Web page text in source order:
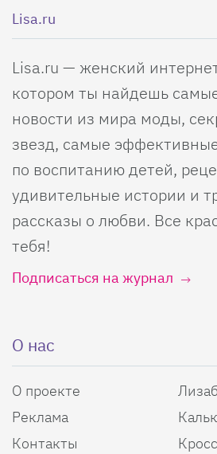
Lisa.ru
Lisa.ru — женский
котором ты найдешь
новости из мира моды,
звезд, самые
по воспитанию детей,
удивительные истории и
рассказы о любви. Все
тебя!
Подписаться на журнал
О нас
О проекте
Реклама
Контакты